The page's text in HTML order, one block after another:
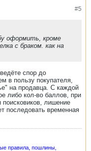
#5
оформить, кроме
с браком. как на
спор до
в пользу покупателя,
на продавца. С каждой
либо кол-во баллов, при
поисковиков, лишение
последовать временная
правила, пошлины,